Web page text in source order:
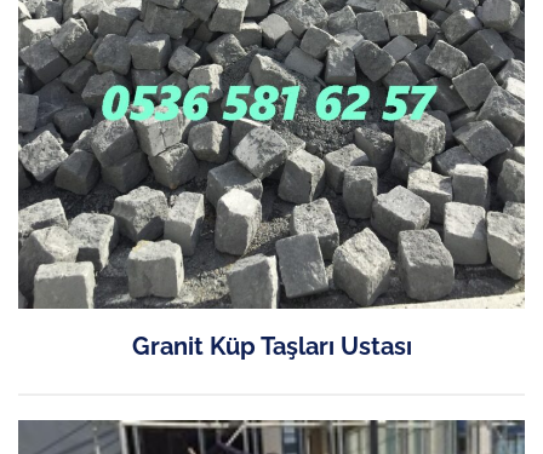
Granit Küp Taşları Ustası